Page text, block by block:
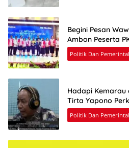
Begini Pesan
Ambon Peserta
Politik Dan
Hadapi Kemarau
Tirta Yapono
Politik Dan